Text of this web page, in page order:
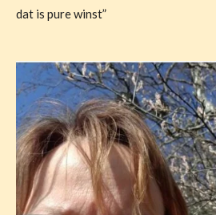
dat is pure winst”